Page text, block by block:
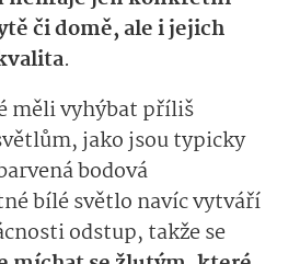
či domě, ale i jejich
.
měli vyhýbat příliš
, jako jsou typicky
bodová
bílé světlo navíc vytváří
odstup, takže se